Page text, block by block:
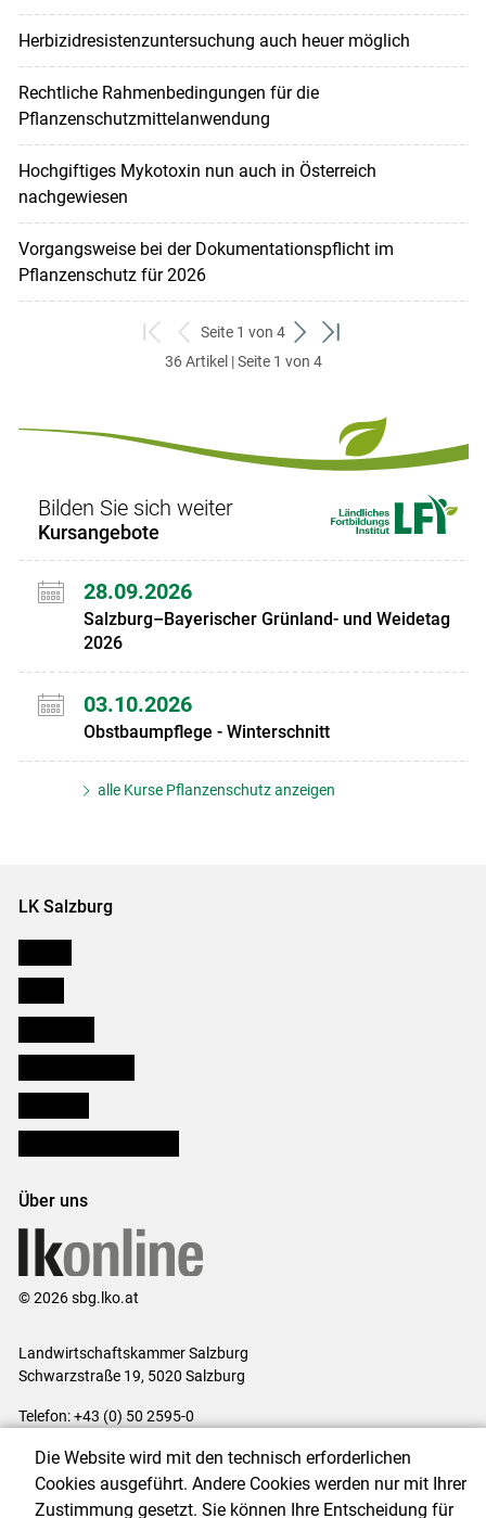
Herbizidresistenzuntersuchung auch heuer möglich
Rechtliche Rahmenbedingungen für die
Pflanzenschutzmittelanwendung
Hochgiftiges Mykotoxin nun auch in Österreich
nachgewiesen
Vorgangsweise bei der Dokumentationspflicht im
Pflanzenschutz für 2026
zum
ersten
zurück
zum
Seite 1 von 4
weiter
zum
zum
36 Artikel | Seite 1 von 4
Bilden Sie sich weiter
Kursangebote
28.09.2026
Salzburg–Bayerischer Grünland- und Weidetag
2026
03.10.2026
Obstbaumpflege - Winterschnitt
alle Kurse Pflanzenschutz anzeigen
LK Salzburg
Über uns
© 2026 sbg.lko.at
Landwirtschaftskammer Salzburg
Schwarzstraße 19, 5020 Salzburg
Telefon: +43 (0) 50 2595-0
Impressum|Kontakt|Datenschutzerklärung|Barrierefreiheit|
Cookie-Einstellungen
Die Website wird mit den technisch erforderlichen
Cookies ausgeführt. Andere Cookies werden nur mit Ihrer
Zustimmung gesetzt. Sie können Ihre Entscheidung für